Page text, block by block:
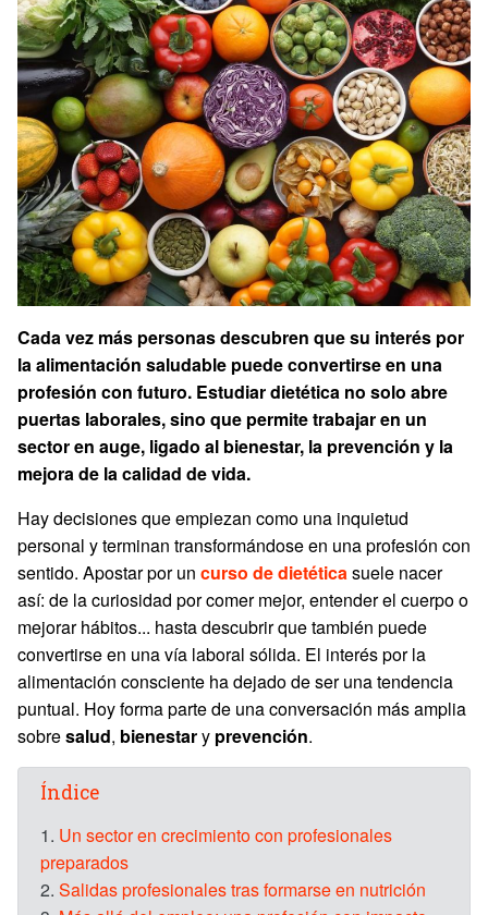
Cada vez más personas descubren que su interés por
la alimentación saludable puede convertirse en una
profesión con futuro. Estudiar dietética no solo abre
puertas laborales, sino que permite trabajar en un
sector en auge, ligado al bienestar, la prevención y la
mejora de la calidad de vida.
Hay decisiones que empiezan como una inquietud
personal y terminan transformándose en una profesión con
sentido. Apostar por un curso de dietéticasuele nacer
así: de la curiosidad por comer mejor, entender el cuerpo o
mejorar hábitos... hasta descubrir que también puede
convertirse en una vía laboral sólida. El interés por la
alimentación consciente ha dejado de ser una tendencia
puntual. Hoy forma parte de una conversación más amplia
sobresalud, bienestary prevención.
Índice
1. Un sector en crecimiento con profesionales
preparados
2. Salidas profesionales tras formarse en nutrición